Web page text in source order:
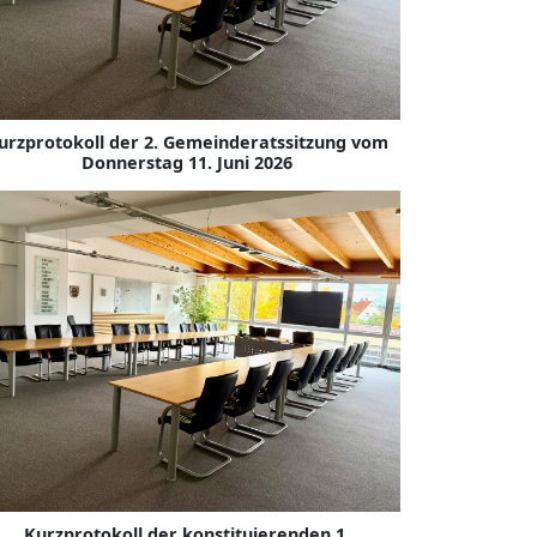
der 2. Gemeinderatssitzung vom
Donnerstag 11. Juni 2026